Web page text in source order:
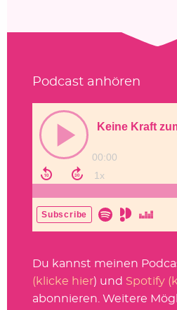
Podcast anhören
Du kannst meinen
(klicke hier) und Spotify
abonnieren. Weitere